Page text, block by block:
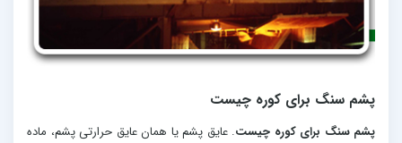
پشم سنگ برای کوره چیست
پشم سنگ برای کوره چیست. عایق پشم یا همان عایق حرارتی پشم، ماده